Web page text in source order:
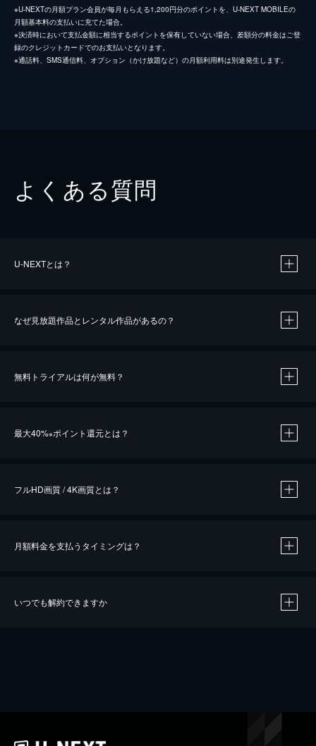
※U-NEXTの月額プラン会員が毎月もらえる1,200円分のポイントを、U-NEXT MOBILEの
月額基本料の支払いに充てた場合。
※決済時において支払金額に相当するポイントを保有していない場合、差額分の料金はご登
録のクレジットカードでのお支払いとなります。
※通話料、SMS通信料、オプション（かけ放題など）の月額利用料は別途発生します。
よくある質問
U-NEXTとは？
なぜ見放題作品とレンタル作品があるの？
無料トライアルは何が無料？
最大40%※ポイント還元とは？
※40％ポイント還元の対象は、クレジットカード決済による作品の購入 / レンタルです。
iOSアプリのUコイン決済による作品の購入 / レンタルは、20％のポイント還元です。
フルHD画質 / 4K画質とは？
月額料金を支払うタイミングは？
いつでも解約できますか